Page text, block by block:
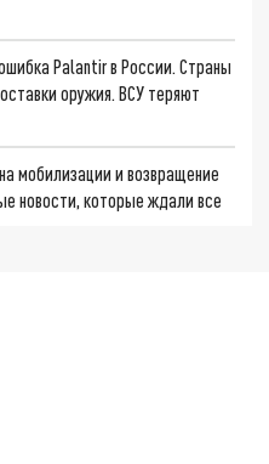
Palantir в России. Страны
оружия. ВСУ теряют
мобилизации и возвращение
новости, которые ждали все